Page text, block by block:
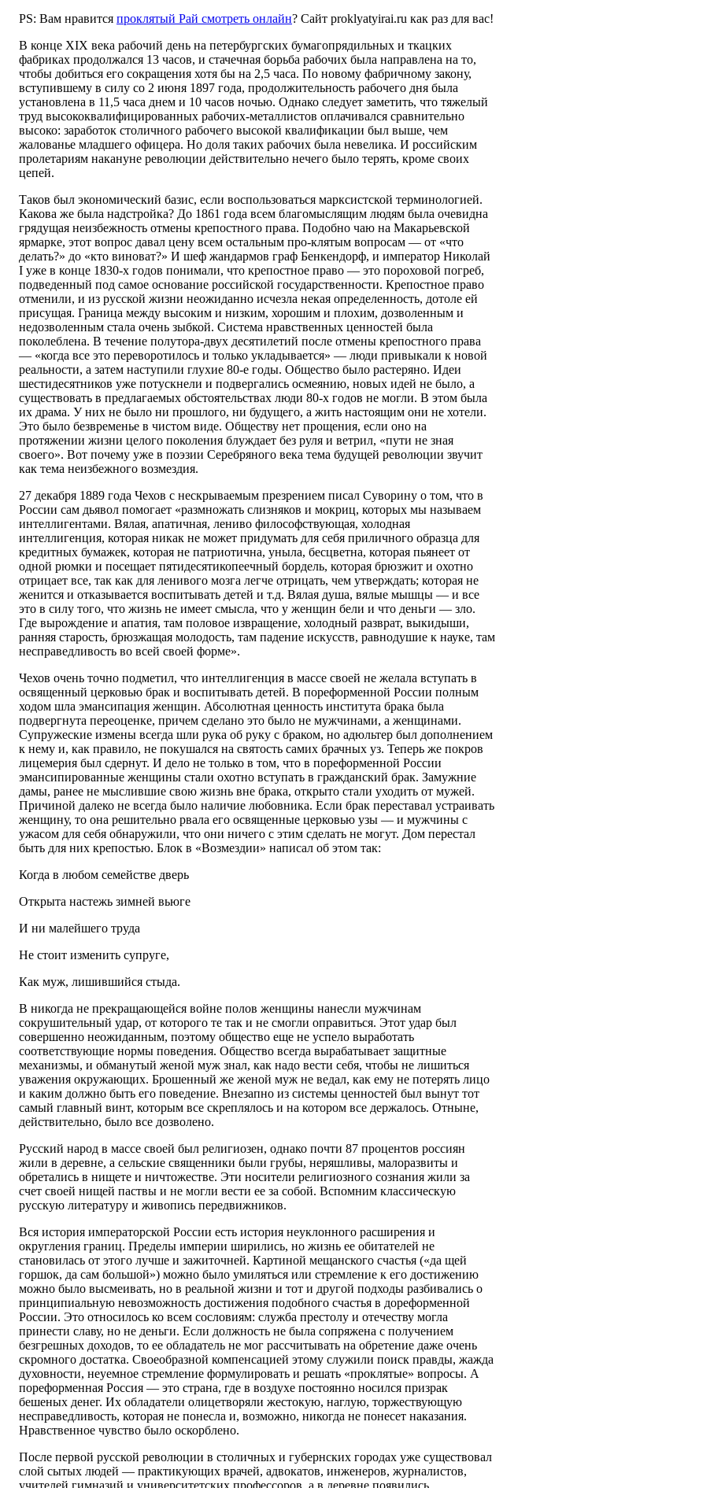
PS: Вам нравится проклятый Рай смотреть онлайн? Сайт proklyatyirai.ru как раз для вас!
В конце XIX века рабочий день на петербургских бумагопрядильных и ткацких
фабриках продолжался 13 часов, и стачечная борьба рабочих была направлена на то,
чтобы добиться его сокращения хотя бы на 2,5 часа. По новому фабричному закону,
вступившему в силу со 2 июня 1897 года, продолжительность рабочего дня была
установлена в 11,5 часа днем и 10 часов ночью. Однако следует заметить, что тяжелый
труд высококвалифицированных рабочих-металлистов оплачивался сравнительно
высоко: заработок столичного рабочего высокой квалификации был выше, чем
жалованье младшего офицера. Но доля таких рабочих была невелика. И российским
пролетариям накануне революции действительно нечего было терять, кроме своих
цепей.
Таков был экономический базис, если воспользоваться марксистской терминологией.
Какова же была надстройка? До 1861 года всем благомыслящим людям была очевидна
грядущая неизбежность отмены крепостного права. Подобно чаю на Макарьевской
ярмарке, этот вопрос давал цену всем остальным про-клятым вопросам — от «что
делать?» до «кто виноват?» И шеф жандармов граф Бенкендорф, и император Николай
I уже в конце 1830-х годов понимали, что крепостное право — это пороховой погреб,
подведенный под самое основание российской государственности. Крепостное право
отменили, и из русской жизни неожиданно исчезла некая определенность, дотоле ей
присущая. Граница между высоким и низким, хорошим и плохим, дозволенным и
недозволенным стала очень зыбкой. Система нравственных ценностей была
поколеблена. В течение полутора-двух десятилетий после отмены крепостного права
— «когда все это переворотилось и только укладывается» — люди привыкали к новой
реальности, а затем наступили глухие 80-е годы. Общество было растеряно. Идеи
шестидесятников уже потускнели и подвергались осмеянию, новых идей не было, а
существовать в предлагаемых обстоятельствах люди 80-х годов не могли. В этом была
их драма. У них не было ни прошлого, ни будущего, а жить настоящим они не хотели.
Это было безвременье в чистом виде. Обществу нет прощения, если оно на
протяжении жизни целого поколения блуждает без руля и ветрил, «пути не зная
своего». Вот почему уже в поэзии Серебряного века тема будущей революции звучит
как тема неизбежного возмездия.
27 декабря 1889 года Чехов с нескрываемым презрением писал Суворину о том, что в
России сам дьявол помогает «размножать слизняков и мокриц, которых мы называем
интеллигентами. Вялая, апатичная, лениво философствующая, холодная
интеллигенция, которая никак не может придумать для себя приличного образца для
кредитных бумажек, которая не патриотична, уныла, бесцветна, которая пьянеет от
одной рюмки и посещает пятидесятикопеечный бордель, которая брюзжит и охотно
отрицает все, так как для ленивого мозга легче отрицать, чем утверждать; которая не
женится и отказывается воспитывать детей и т.д. Вялая душа, вялые мышцы — и все
это в силу того, что жизнь не имеет смысла, что у женщин бели и что деньги — зло.
Где вырождение и апатия, там половое извращение, холодный разврат, выкидыши,
ранняя старость, брюзжащая молодость, там падение искусств, равнодушие к науке, там
несправедливость во всей своей форме».
Чехов очень точно подметил, что интеллигенция в массе своей не желала вступать в
освященный церковью брак и воспитывать детей. В пореформенной России полным
ходом шла эмансипация женщин. Абсолютная ценность института брака была
подвергнута переоценке, причем сделано это было не мужчинами, а женщинами.
Супружеские измены всегда шли рука об руку с браком, но адюльтер был дополнением
к нему и, как правило, не покушался на святость самих брачных уз. Теперь же покров
лицемерия был сдернут. И дело не только в том, что в пореформенной России
эмансипированные женщины стали охотно вступать в гражданский брак. Замужние
дамы, ранее не мыслившие свою жизнь вне брака, открыто стали уходить от мужей.
Причиной далеко не всегда было наличие любовника. Если брак переставал устраивать
женщину, то она решительно рвала его освященные церковью узы — и мужчины с
ужасом для себя обнаружили, что они ничего с этим сделать не могут. Дом перестал
быть для них крепостью. Блок в «Возмездии» написал об этом так:
Когда в любом семействе дверь
Открыта настежь зимней вьюге
И ни малейшего труда
Не стоит изменить супруге,
Как муж, лишившийся стыда.
В никогда не прекращающейся войне полов женщины нанесли мужчинам
сокрушительный удар, от которого те так и не смогли оправиться. Этот удар был
совершенно неожиданным, поэтому общество еще не успело выработать
соответствующие нормы поведения. Общество всегда вырабатывает защитные
механизмы, и обманутый женой муж знал, как надо вести себя, чтобы не лишиться
уважения окружающих. Брошенный же женой муж не ведал, как ему не потерять лицо
и каким должно быть его поведение. Внезапно из системы ценностей был вынут тот
самый главный винт, которым все скреплялось и на котором все держалось. Отныне,
действительно, было все дозволено.
Русский народ в массе своей был религиозен, однако почти 87 процентов россиян
жили в деревне, а сельские священники были грубы, неряшливы, малоразвиты и
обретались в нищете и ничтожестве. Эти носители религиозного сознания жили за
счет своей нищей паствы и не могли вести ее за собой. Вспомним классическую
русскую литературу и живопись передвижников.
Вся история императорской России есть история неуклонного расширения и
округления границ. Пределы империи ширились, но жизнь ее обитателей не
становилась от этого лучше и зажиточней. Картиной мещанского счастья («да щей
горшок, да сам большой») можно было умиляться или стремление к его достижению
можно было высмеивать, но в реальной жизни и тот и другой подходы разбивались о
принципиальную невозможность достижения подобного счастья в дореформенной
России. Это относилось ко всем сословиям: служба престолу и отечеству могла
принести славу, но не деньги. Если должность не была сопряжена с получением
безгрешных доходов, то ее обладатель не мог рассчитывать на обретение даже очень
скромного достатка. Своеобразной компенсацией этому служили поиск правды, жажда
духовности, неуемное стремление формулировать и решать «проклятые» вопросы. А
пореформенная Россия — это страна, где в воздухе постоянно носился призрак
бешеных денег. Их обладатели олицетворяли жестокую, наглую, торжествующую
несправедливость, которая не понесла и, возможно, никогда не понесет наказания.
Нравственное чувство было оскорблено.
После первой русской революции в столичных и губернских городах уже существовал
слой сытых людей — практикующих врачей, адвокатов, инженеров, журналистов,